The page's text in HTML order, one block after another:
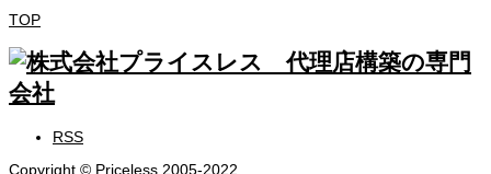
TOP
RSS
Copyright © Priceless 2005-2022